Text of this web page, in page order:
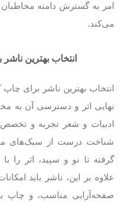
امر به گسترش دامنه
می‌کند.
انتخاب بهترین
انتخاب بهترین ناشر برای
نهایی اثر و دسترسی آن به
ادبیات و شعر تجربه و تخصص
شناخت درست از سبک‌های
گرفته تا نو و سپید، اثر را
علاوه بر این، ناشر باید
صفحه‌آرایی مناسب، و چاپ با